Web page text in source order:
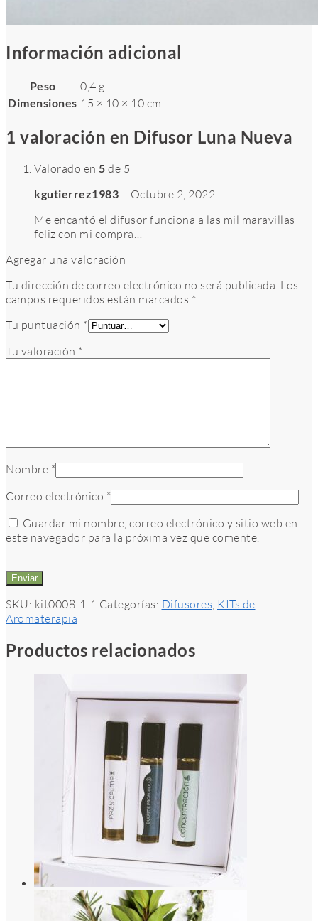
Información adicional
Peso 0,4 g
Dimensiones 15 × 10 × 10 cm
1 valoración en Difusor Luna Nueva
Valorado en 5 de 5
kgutierrez1983 – Octubre 2, 2022
Me encantó el difusor funciona a las mil maravillas
feliz con mi compra…
Agregar una valoración
Tu dirección de correo electrónico no será publicada. Los
campos requeridos están marcados *
Tu puntuación *
Tu valoración *
Nombre *
Correo electrónico *
Guardar mi nombre, correo electrónico y sitio web en
este navegador para la próxima vez que comente.
SKU: kit0008-1-1 Categorías: Difusores KITs de
Aromaterapia
Productos relacionados